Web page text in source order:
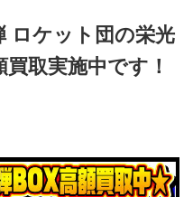
ロケット団の栄光
取実施中です！